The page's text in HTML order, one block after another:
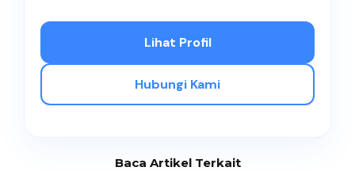
Lihat Profil
Hubungi Kami
Baca Artikel Terkait